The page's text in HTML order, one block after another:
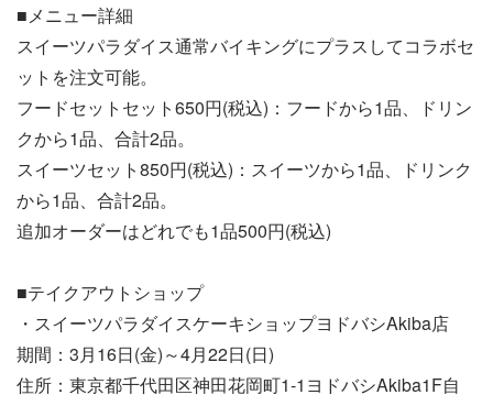
■メニュー詳細
スイーツパラダイス通常バイキングにプラスしてコラボセ
ットを注文可能。
フードセットセット650円(税込)：フードから1品、ドリン
クから1品、合計2品。
スイーツセット850円(税込)：スイーツから1品、ドリンク
から1品、合計2品。
追加オーダーはどれでも1品500円(税込)
■テイクアウトショップ
・スイーツパラダイスケーキショップヨドバシAkiba店
期間：3月16日(金)～4月22日(日)
住所：東京都千代田区神田花岡町1-1ヨドバシAkiba1F自